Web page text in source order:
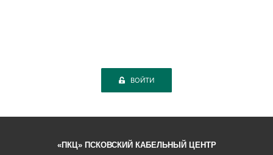
ВОЙТИ
«ПКЦ» ПСКОВСКИЙ КАБЕЛЬНЫЙ ЦЕНТР